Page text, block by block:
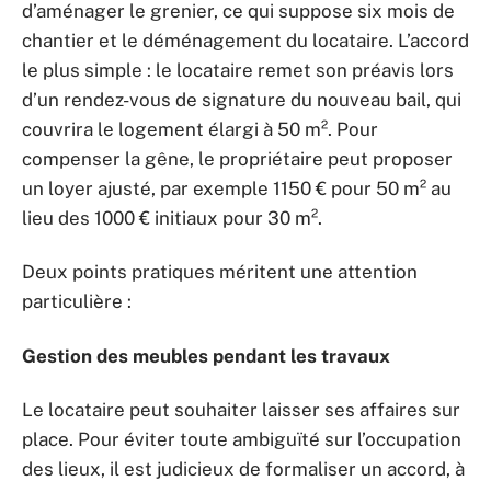
d’aménager le grenier, ce qui suppose six mois de
chantier et le déménagement du locataire. L’accord
le plus simple : le locataire remet son préavis lors
d’un rendez-vous de signature du nouveau bail, qui
couvrira le logement élargi à 50 m². Pour
compenser la gêne, le propriétaire peut proposer
un loyer ajusté, par exemple 1150 € pour 50 m² au
lieu des 1000 € initiaux pour 30 m².
Deux points pratiques méritent une attention
particulière :
Gestion des meubles pendant les travaux
Le locataire peut souhaiter laisser ses affaires sur
place. Pour éviter toute ambiguïté sur l’occupation
des lieux, il est judicieux de formaliser un accord, à